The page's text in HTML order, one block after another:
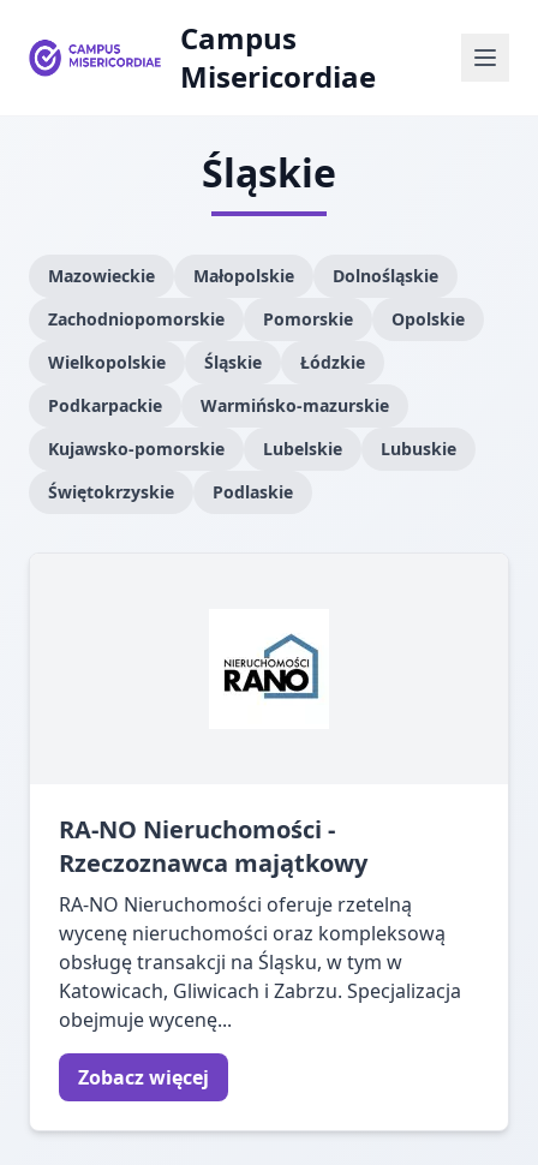
Campus
Misericordiae
Śląskie
Mazowieckie Małopolskie
Dolnośląskie
Zachodniopomorskie
Pomorskie
Opolskie
Wielkopolskie
Śląskie
Łódzkie
Podkarpackie
Warmińsko-mazurskie
Kujawsko-pomorskie
Lubelskie
Lubuskie
Świętokrzyskie
Podlaskie
RA-NO Nieruchomości -
Rzeczoznawca majątkowy
RA-NO Nieruchomości oferuje rzetelną
wycenę nieruchomości oraz kompleksową
obsługę transakcji na Śląsku, w tym w
Katowicach, Gliwicach i Zabrzu. Specjalizacja
obejmuje wycenę...
Zobacz więcej